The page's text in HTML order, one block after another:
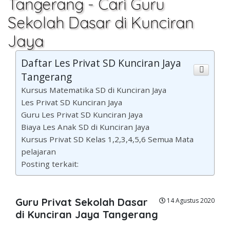
Tangerang - Cari Guru
Sekolah Dasar di Kunciran
Jaya
Daftar Les Privat SD Kunciran Jaya
Tangerang
Kursus Matematika SD di Kunciran Jaya
Les Privat SD Kunciran Jaya
Guru Les Privat SD Kunciran Jaya
Biaya Les Anak SD di Kunciran Jaya
Kursus Privat SD Kelas 1,2,3,4,5,6 Semua Mata
pelajaran
Posting terkait:
14 Agustus 2020
Guru Privat Sekolah Dasar
di Kunciran Jaya Tangerang